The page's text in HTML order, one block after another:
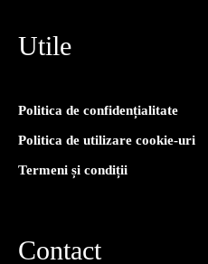
Utile
Politica de confidențialitate
Politica de utilizare cookie-uri
Termeni și condiții
Contact